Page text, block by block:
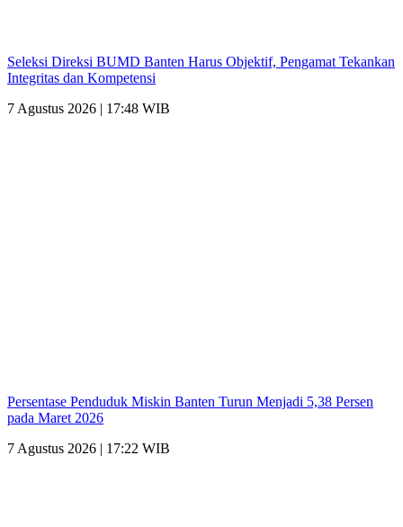
Seleksi Direksi BUMD Banten Harus Objektif, Pengamat Tekankan
Integritas dan Kompetensi
7 Agustus 2026 | 17:48 WIB
Persentase Penduduk Miskin Banten Turun Menjadi 5,38 Persen
pada Maret 2026
7 Agustus 2026 | 17:22 WIB